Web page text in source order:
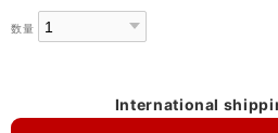
数量
International